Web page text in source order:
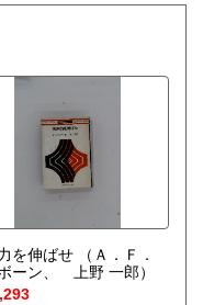
を伸ばせ
（Ａ．Ｆ．
ーン、 上野 一郎）